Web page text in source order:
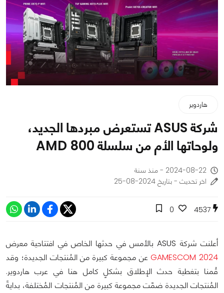
هاردوير
شركة ASUS تستعرض مبردها الجديد،
ولوحاتها الأم من سلسلة AMD 800
2024-08-22 - منذ سنة
اخر تحديث - بتاريخ 2024-08-25
4537
0
أعلنت شركة ASUS بالأمس في حدثها الخاص في افتتاحية معرض
GAMESCOM 2024عن مجموعة كبيرة من المُنتجات الجديدة؛ وقد
قُمنا بتغطية حدث الإطلاق بشكلٍ كامل هنا في عرب هاردوير.
المُنتجات الجديدة ضمّت مجموعة كبيرة من المُنتجات المُختلفة، بدايةً